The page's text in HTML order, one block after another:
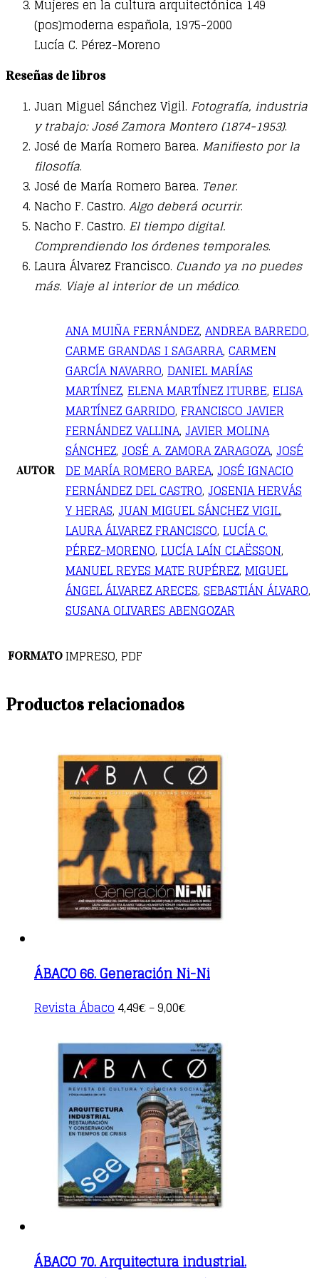
Mujeres en la cultura arquitectónica 149
(pos)moderna española, 1975-2000
Lucía C. Pérez-Moreno
Reseñas de libros
Juan Miguel Sánchez Vigil. Fotografía, industria
y trabajo: José Zamora Montero (1874-1953).
José de María Romero Barea. Manifiesto por la
filosofía.
José de María Romero Barea. Tener.
Nacho F. Castro. Algo deberá ocurrir.
Nacho F. Castro. El tiempo digital.
Comprendiendo los órdenes temporales.
Laura Álvarez Francisco. Cuando ya no puedes
más. Viaje al interior de un médico.
AUTOR
ANA MUIÑA FERNÁNDEZ, ANDREA BARREDO,
CARME GRANDAS I SAGARRA, CARMEN
GARCÍA NAVARRO, DANIEL MARÍAS
MARTÍNEZ, ELENA MARTÍNEZ ITURBE, ELISA
MARTÍNEZ GARRIDO, FRANCISCO JAVIER
FERNÁNDEZ VALLINA, JAVIER MOLINA
SÁNCHEZ, JOSÉ A. ZAMORA ZARAGOZA, JOSÉ
DE MARÍA ROMERO BAREA, JOSÉ IGNACIO
FERNÁNDEZ DEL CASTRO, JOSENIA HERVÁS
Y HERAS, JUAN MIGUEL SÁNCHEZ VIGIL,
LAURA ÁLVAREZ FRANCISCO, LUCÍA C.
PÉREZ-MORENO, LUCÍA LAÍN CLAËSSON,
MANUEL REYES MATE RUPÉREZ, MIGUEL
ÁNGEL ÁLVAREZ ARECES, SEBASTIÁN ÁLVARO,
SUSANA OLIVARES ABENGOZAR
FORMATO IMPRESO, PDF
Productos relacionados
ÁBACO 66. Generación Ni-Ni
Revista Ábaco This
product
multiple
variants.
The
options
be
chosen
on
product
page
4,49€ – 9,00€
ÁBACO 70. Arquitectura industrial.